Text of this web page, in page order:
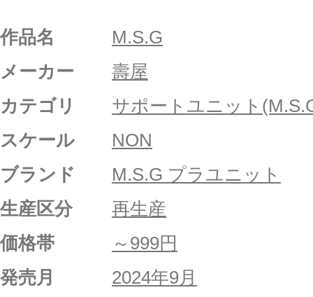
作品名
M.S.G
メーカー
壽屋
カテゴリ
サポートユニット
スケール
NON
ブランド
M.S.G プラユニット
生産区分
再生産
価格帯
～999円
発売月
2024年9月